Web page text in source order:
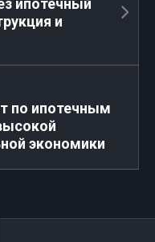
ипотечный
и
по ипотечным
экономики